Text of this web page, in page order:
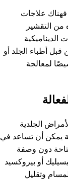
فهناك علاجات
من التقشير
الديناميكية
قبل أطباء الجلد أو
لمعالجة
الجلدية
يمكن أن تساعد في
دون وصفة
أو بيروكسيد
وتقليل